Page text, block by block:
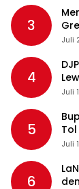
3
Juli
4
Juli
5
Juli
6